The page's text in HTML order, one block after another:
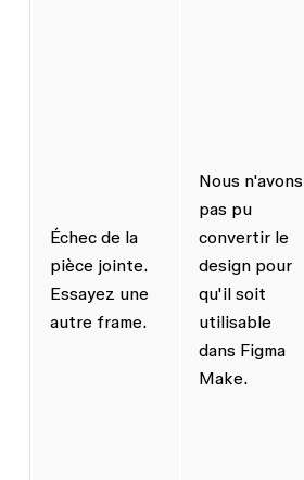
Échec de la
pièce jointe.
Essayez une
autre frame.
Nous n'avons
pas pu
convertir le
design pour
qu'il soit
utilisable
dans Figma
Make.